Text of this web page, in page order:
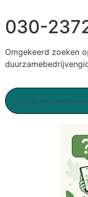
030-
Omgekeerd zoeken